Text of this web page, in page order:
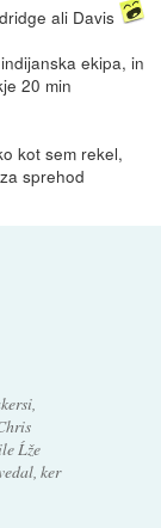
ali Davis
ekipa, in
20 min
kot sem rekel,
sprehod
Ĺže
ker